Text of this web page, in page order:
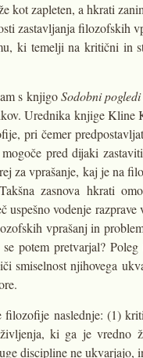
kot zapleten, a hkrati
zastavljanja filozofskih
ki temelji na kritični in
s knjigoSodobni
Urednika knjige
pri čemer
pred dijaki
za vprašanje, kaj je na
zasnova hkrati
vodenje
vprašanj in
potem pretvarjal?
smiselnost njihovega
naslednje: (1)
ki ga je vredno
discipline ne ukvarjajo,